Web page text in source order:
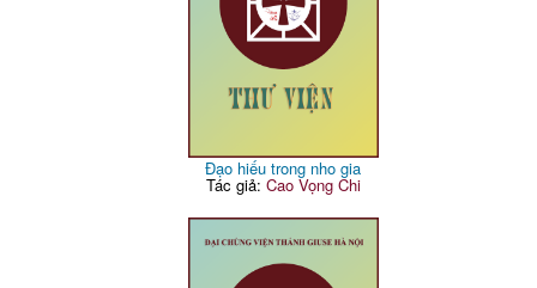
Đạo hiếu trong nho gia
Tác giả: Cao Vọng Chi